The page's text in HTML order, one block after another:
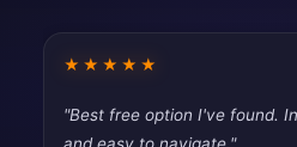
★★★★★
"Best free option I've found.